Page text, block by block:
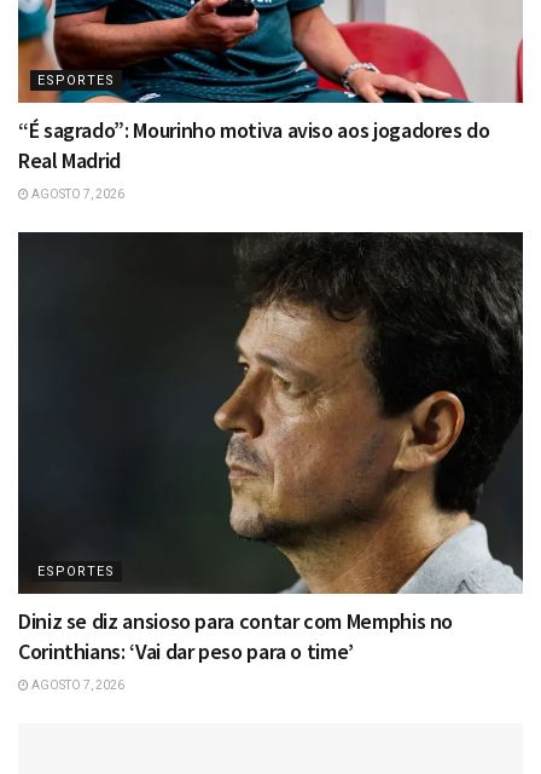
ESPORTES
“É sagrado”: Mourinho motiva aviso aos jogadores do
Real Madrid
AGOSTO 7, 2026
ESPORTES
Diniz se diz ansioso para contar com Memphis no
Corinthians: ‘Vai dar peso para o time’
AGOSTO 7, 2026